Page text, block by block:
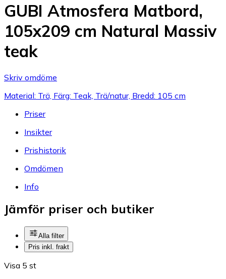
GUBI Atmosfera Matbord,
105x209 cm Natural Massiv
teak
Skriv omdöme
Material: Trä, Färg: Teak, Trä/natur, Bredd: 105 cm
Priser
Insikter
Prishistorik
Omdömen
Info
Jämför priser och butiker
Alla filter
Pris inkl. frakt
Visa 5 st